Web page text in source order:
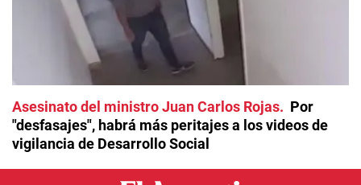
Asesinato del ministro Juan Carlos Rojas
Por
"desfasajes", habrá más peritajes a los videos de
vigilancia de Desarrollo Social